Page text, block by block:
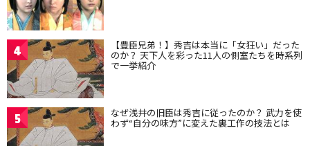
4 【豊臣兄弟！】秀吉は本当に「女狂い」だった
のか？ 天下人を彩った11人の側室たちを時系列
で一挙紹介
5 なぜ浅井の旧臣は秀吉に従ったのか？ 武力を使
わず“自分の味方”に変えた裏工作の技法とは